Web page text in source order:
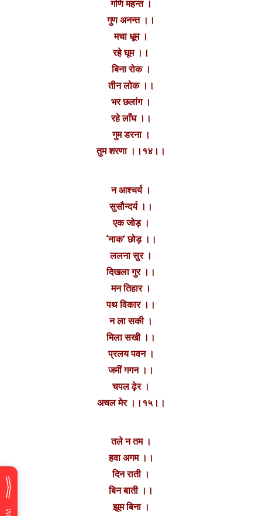
गणि महन्त ।
गुण अनन्त ।।
मचा धूम ।
रहे घूम ।।
बिना रोक ।
तीन लोक ।।
भर छलांग ।
रहे लाँघ ।।
गुम डरना ।
तुम शरणा ।।१४।।
न आश्चर्य ।
सुसौन्दर्य ।।
एक जोड़‌ ।
‘नाक’ छोड़ ।।
ललना सुर ।
दिखला गुर ।।
मन तिहार ।
पथ विकार ।।
न ला सकी ।
मिला सखी ।।
प्रलय पवन ।
जमीं गगन ।।
चपल ढ़ेर ।
अचल मेर ।।१५।।‌
तले न तम ।
हवा अगम ।।
दिन राती ।
बिन बाती ।।
झूम बिना ।